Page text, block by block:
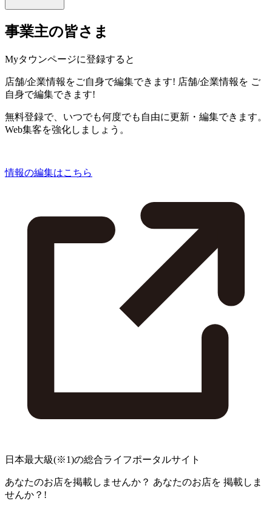
事業主の皆さま
Myタウンページに登録すると
店舗/企業情報をご自身で編集できます! 店舗/企業情報を ご
自身で編集できます!
無料登録で、いつでも何度でも自由に更新・編集できます。
Web集客を強化しましょう。
情報の編集はこちら
日本最大級(※1)の総合ライフポータルサイト
あなたのお店を掲載しませんか？ あなたのお店を 掲載しま
せんか？!